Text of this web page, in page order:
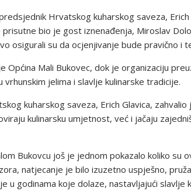
Hrvatskog kuharskog saveza,
bio je gost iznenađenja, Miroslav
osigurali su da ocjenjivanje bude pravično i
Općina Mali Bukovec, dok je organizaciju
jelima i slavlje kulinarske tradicije.
kuharskog saveza, Erich Glavica,
kulinarsku umjetnost, već i jačaju
Bukovcu još je jednom pokazalo koliko
natjecanje je bilo izuzetno uspješno,
u godinama koje dolaze, nastavljajući slavlje